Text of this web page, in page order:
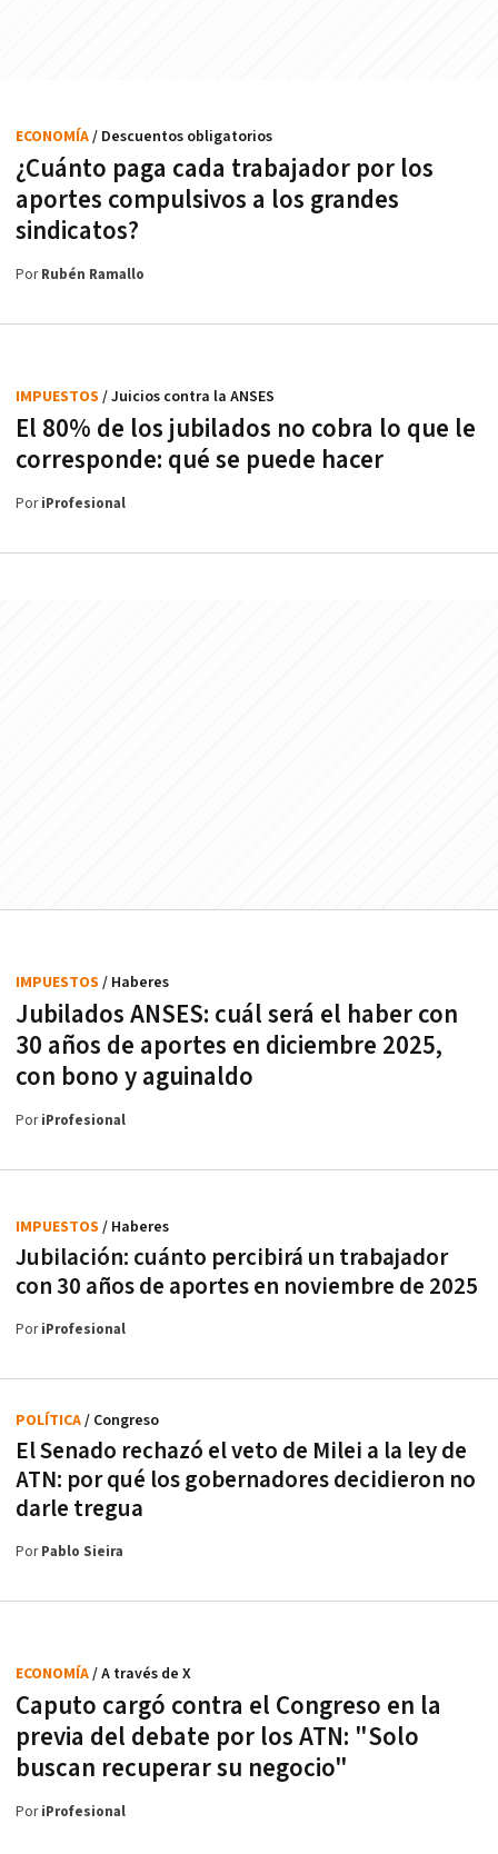
¿Cuánto paga cada trabajador por los
aportes compulsivos a los grandes
sindicatos?
ECONOMÍA/ Descuentos obligatorios
PorRubén Ramallo
El 80% de los jubilados no cobra lo que le
corresponde: qué se puede hacer
IMPUESTOS / Juicios contra la ANSES
PoriProfesional
Jubilados ANSES: cuál será el haber con
30 años de aportes en diciembre 2025,
con bono y aguinaldo
IMPUESTOS / Haberes
PoriProfesional
Jubilación: cuánto percibirá un trabajador
con 30 años de aportes en noviembre de 2025
IMPUESTOS / Haberes
PoriProfesional
El Senado rechazó el veto de Milei a la ley de
ATN: por qué los gobernadores decidieron no
darle tregua
POLÍTICA/ Congreso
PorPablo Sieira
Caputo cargó contra el Congreso en la
previa del debate por los ATN: "Solo
buscan recuperar su negocio"
ECONOMÍA/ A través de X
PoriProfesional